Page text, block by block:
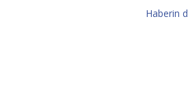
Haberin